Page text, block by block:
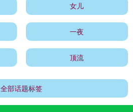
女儿
一夜
顶流
全部话题标签